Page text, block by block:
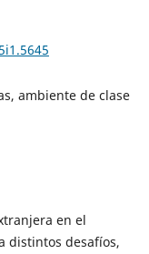
ambiente de clase
en el
distintos desafíos,